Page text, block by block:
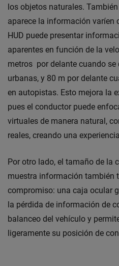
los objetos naturales.
aparece la información varíen
HUD puede presentar
aparentes en función de la
metros por delante cuando
urbanas, y 80 m por delante
en autopistas. Esto mejora la
pues el conductor puede
virtuales de manera natural,
reales, creando una
Por otro lado, el tamaño de la
muestra información también
compromiso: una caja ocular
la pérdida de información de
balanceo del vehículo y
ligeramente su posición de